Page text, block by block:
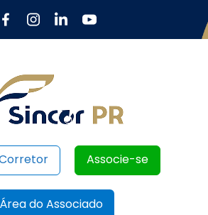
Associe-se
Área do Associado